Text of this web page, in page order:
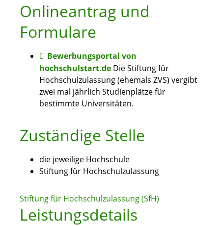
Onlineantrag und
Formulare
Bewerbungsportal von
hochschulstart.de Die Stiftung für
Hochschulzulassung (ehemals ZVS) vergibt
zwei mal jährlich Studienplätze für
bestimmte Universitäten.
Zuständige Stelle
die jeweilige Hochschule
Stiftung für Hochschulzulassung
Stiftung für Hochschulzulassung (SfH)
Leistungsdetails